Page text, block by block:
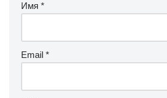
Имя *
Email *